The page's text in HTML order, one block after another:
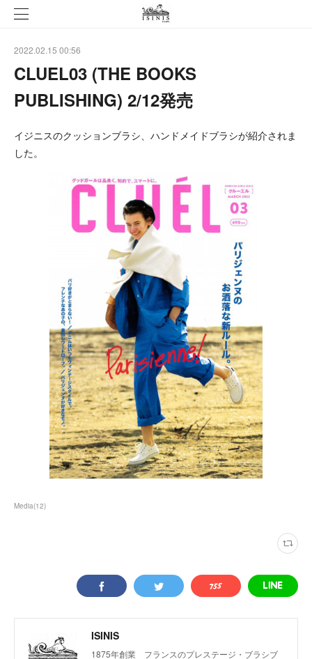
2022.02.15 00:56
CLUEL03 (THE BOOKS
PUBLISHING) 2/12発売
イジニスのクッションブラシ、ハンドメイドブラシが紹介されま
した。
Media(12)
ISINIS
1875年創業 フランスのプレステージ・ブラシブ